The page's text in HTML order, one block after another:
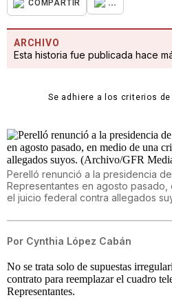
COMPARTIR
ARCHIVO
Esta historia fue publicada hace
Se adhiere a los criterios de
Perelló renunció a la presidencia
Representantes en agosto
el juicio federal contra allegados
Por Cynthia López Cabán
No se trata solo de supuestas
contrato para reemplazar el cuadro
Representantes.